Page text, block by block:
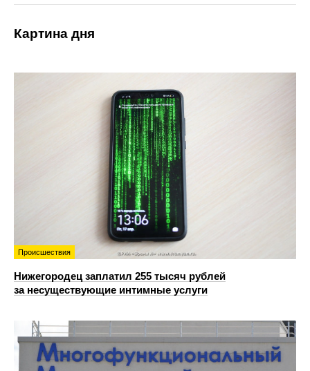
Картина дня
Происшествия
Нижегородец заплатил 255 тысяч рублей
за несуществующие интимные услуги